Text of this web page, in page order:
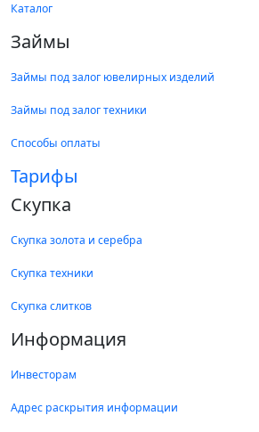
Каталог
Займы
Займы под залог ювелирных изделий
Займы под залог техники
Способы оплаты
Тарифы
Скупка
Скупка золота и серебра
Скупка техники
Скупка слитков
Информация
Инвесторам
Адрес раскрытия информации